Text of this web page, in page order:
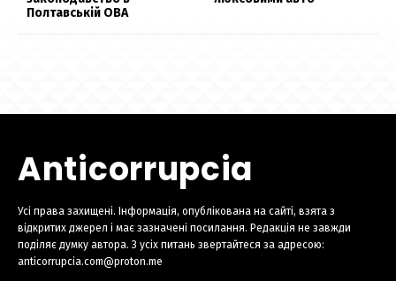
Полтавській ОВА
Anticorrupcia
Усі права захищені. Інформація, опублікована на сайті, взята з
відкритих джерел і має зазначені посилання. Редакція не завжди
поділяє думку автора. З усіх питань звертайтеся за адресою:
anticorrupcia.com@proton.me